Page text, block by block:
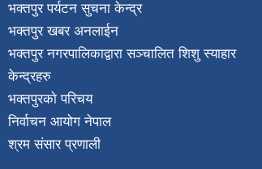
भक्तपुर पर्यटन सुचना केन्द्र
भक्तपुर खबर अनलाईन
भक्तपुर नगरपालिकाद्वारा सञ्चालित शिशु स्याहार
केन्द्रहरु
भक्तपुरकाे परिचय
निर्वाचन आयोग नेपाल
श्रम संसार प्रणाली